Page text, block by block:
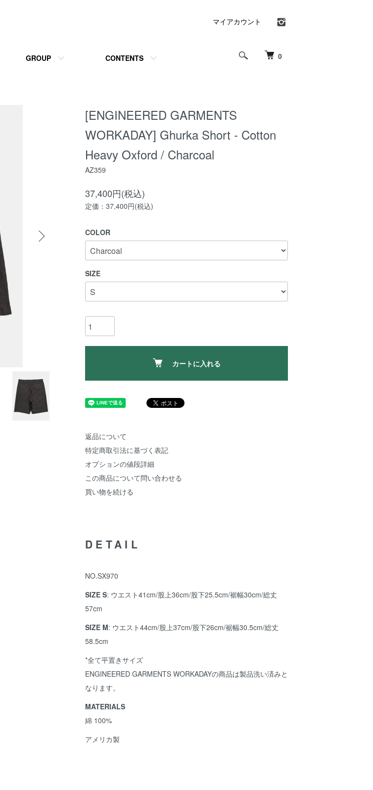
0
GROUP CONTENTS
マイアカウント
[ENGINEERED GARMENTS
WORKADAY] Ghurka Short - Cotton
Heavy Oxford / Charcoal
AZ359
37,400円(税込)
定価：37,400円(税込)
COLOR
SIZE
カートに入れる
返品について
特定商取引法に基づく表記
オプションの値段詳細
この商品について問い合わせる
買い物を続ける
DETAIL
NO.SX970
SIZE S: ウエスト41cm/股上36cm/股下25.5cm/裾幅30cm/総丈
57cm
SIZE M: ウエスト44cm/股上37cm/股下26cm/裾幅30.5cm/総丈
58.5cm
*全て平置きサイズ
ENGINEERED GARMENTS WORKADAYの商品は製品洗い済みと
なります。
MATERIALS
綿 100%
アメリカ製